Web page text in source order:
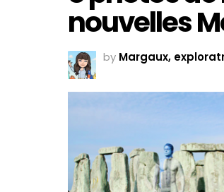
nouvelles
by Margaux,